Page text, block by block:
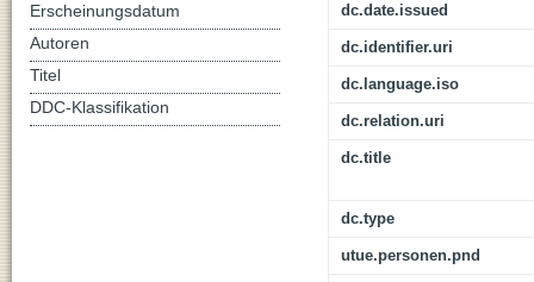
dc.date.issued
dc.identifier.uri
dc.language.iso
dc.relation.uri
dc.title
dc.type
utue.personen.pnd
Erscheinungsdatum
Autoren
Titel
DDC-Klassifikation